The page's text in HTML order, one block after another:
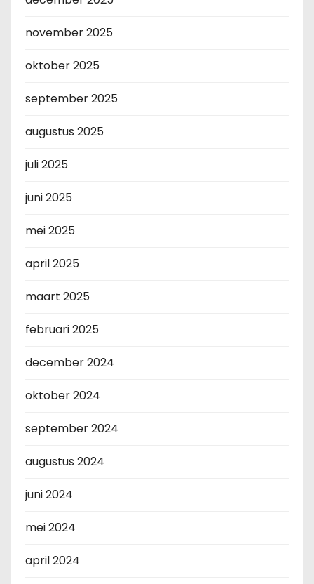
november 2025
oktober 2025
september 2025
augustus 2025
juli 2025
juni 2025
mei 2025
april 2025
maart 2025
februari 2025
december 2024
oktober 2024
september 2024
augustus 2024
juni 2024
mei 2024
april 2024